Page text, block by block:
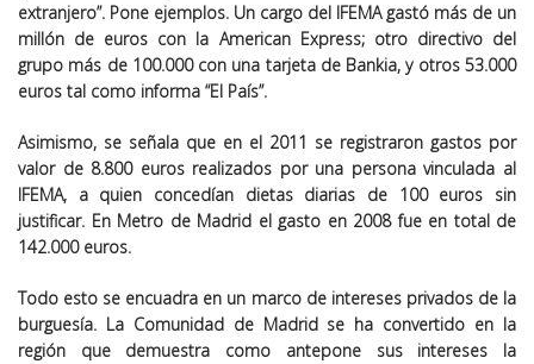
extranjero”. Pone ejemplos. Un cargo del IFEMA gastó más de un
millón de euros con la American Express; otro directivo del
grupo más de 100.000 con una tarjeta de Bankia, y otros 53.000
euros tal como informa “El País”.
Asimismo, se señala que en el 2011 se registraron gastos por
valor de 8.800 euros realizados por una persona vinculada al
IFEMA, a quien concedían dietas diarias de 100 euros sin
justificar. En Metro de Madrid el gasto en 2008 fue en total de
142.000 euros.
Todo esto se encuadra en un marco de intereses privados de la
burguesía. La Comunidad de Madrid se ha convertido en la
región que demuestra como antepone sus intereses la